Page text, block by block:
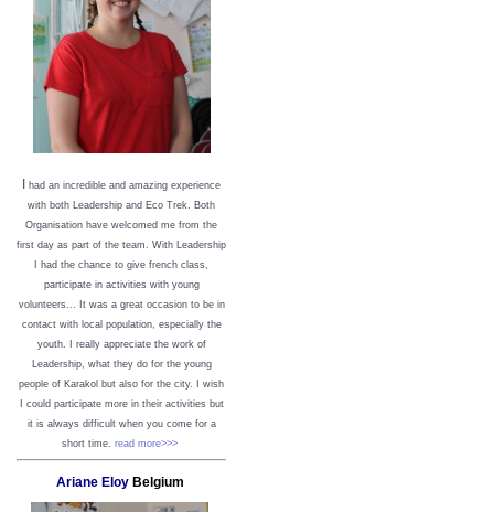
had an incredible and amazing experience
with both Leadership and Eco Trek. Both
Organisation have welcomed me from the
first day as part of the team. With Leadership
I had the chance to give french class,
participate in activities with young
volunteers... It was a great occasion to be in
contact with local population, especially the
youth. I really appreciate the work of
Leadership, what they do for the young
people of Karakol but also for the city. I wish
I could participate more in their activities but
it is always difficult when you come for a
short time. read more>>>
Ariane Eloy Belgium